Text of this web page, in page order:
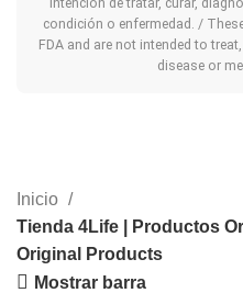
condición o enfermedad. /
FDA and are not intended to
disease or
Inicio
Tienda 4Life | Productos
Original Products
Mostrar barra